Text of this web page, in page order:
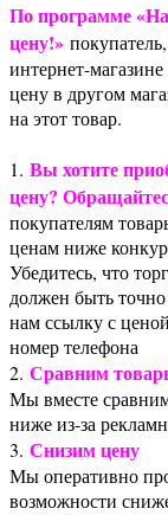
По программе
цену!»
интернет-
цену в другом
на этот товар.
1. Вы хотите
цену?
покупателям
ценам ниже
Убедитесь, что
должен быть
нам ссылку с
номер телефона
2. Сравним
Мы вместе
ниже из-за
3. Снизим цену
Мы оперативно
возможности